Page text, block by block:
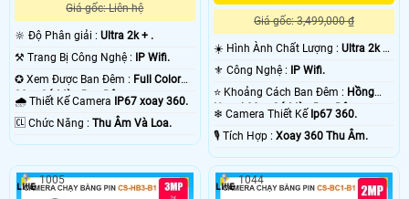
Giá gốc: Liên hệ
🔆 Độ Phân giải : Ultra 2k + .
⚒ Trang Bị Công Nghệ : IP Wifi.
✪ Xem Được Ban Đêm : Full Color
30m Có Màu Ban Ðêm.
🌧️ Thiết Kế Camera IP67 xoay 360.
️🆑 Chức Năng : Thu Âm Và Loa.
Giá gốc: 3,499,000 ₫
☀️ Hình Ành Chất Lượng :Ultra 2k +
⚜️ Công Nghệ : IP Wifi.
⭐ Khoảng Cách Ban Đêm : Hồng
Ngoại 30m Có Màu Ban Ðêm.
❄ Camera Thiết Kế Ip67 360.
️🎙 Tích Hợp :Xoay 360 Thu Âm.
1005 1044